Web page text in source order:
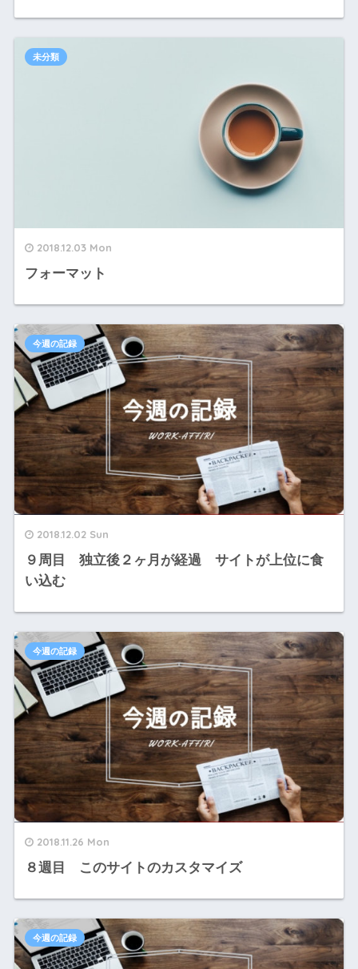
2018.12.03 Mon
フォーマット
未分類
2018.12.02 Sun
９周目 独立後２ヶ月が経過 サイトが上位に食
い込む
今週の記録
2018.11.26 Mon
８週目 このサイトのカスタマイズ
今週の記録
今週の記録